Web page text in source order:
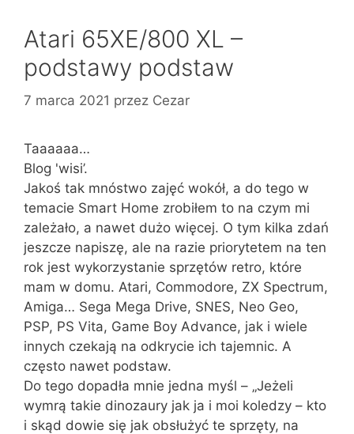
Atari 65XE/800 XL –
podstawy podstaw
7 marca 2021 przez Cezar
Taaaaaa…
Blog 'wisi’.
Jakoś tak mnóstwo zajęć wokół, a do tego w
temacie Smart Home zrobiłem to na czym mi
zależało, a nawet dużo więcej. O tym kilka zdań
jeszcze napiszę, ale na razie priorytetem na ten
rok jest wykorzystanie sprzętów retro, które
mam w domu. Atari, Commodore, ZX Spectrum,
Amiga… Sega Mega Drive, SNES, Neo Geo,
PSP, PS Vita, Game Boy Advance, jak i wiele
innych czekają na odkrycie ich tajemnic. A
często nawet podstaw.
Do tego dopadła mnie jedna myśl – „Jeżeli
wymrą takie dinozaury jak ja i moi koledzy – kto
i skąd dowie się jak obsłużyć te sprzęty, na